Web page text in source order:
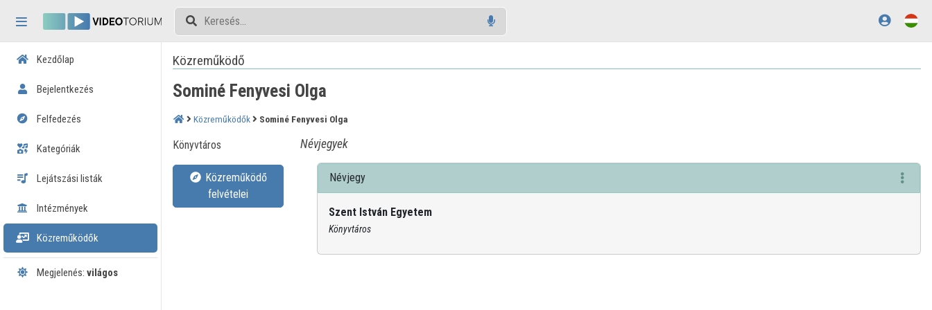
Tartalom kihagyása
Kezdőlap
Bejelentkezés
Felfedezés
Kategóriák
Lejátszási listák
Intézmények
Közreműködők
Megjelenés: világos
Közreműködő
Sominé Fenyvesi Olga
Közreműködők Sominé Fenyvesi Olga
Könyvtáros
felvételei
Névjegyek
Névjegy
Szent István Egyetem
Könyvtáros